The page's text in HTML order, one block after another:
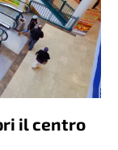
il centro